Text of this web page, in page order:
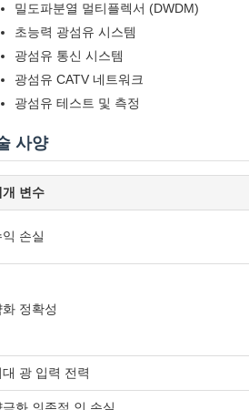
밀도파분열 멀티플렉서 (DWDM)
초능력 광섬유 시스템
광섬유 통신 시스템
광섬유 CATV 네트워크
광섬유 테스트 및 측정
사양
개 변수
익 손실
화 정확성
대 광 입력 전력